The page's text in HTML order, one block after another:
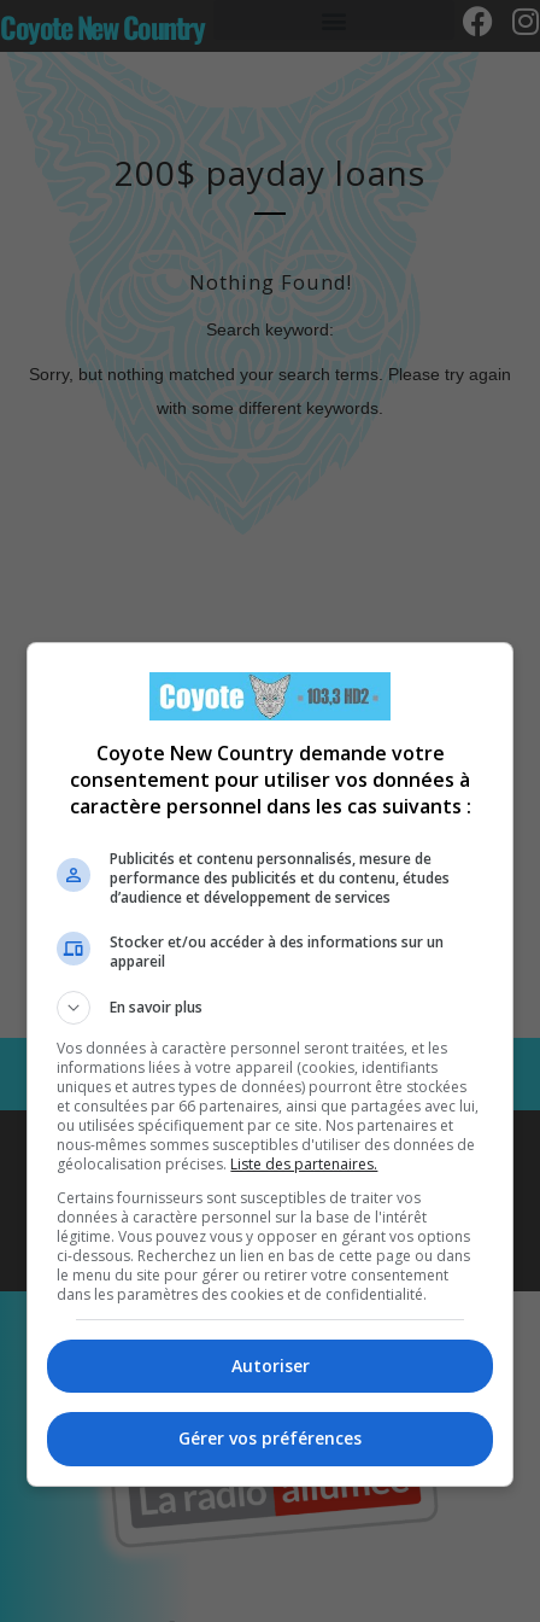
Coyote New Country
200$ payday loans
Nothing Found!
Search keyword:
Sorry, but nothing matched your search terms. Please try again
with some different keywords.
Coyote New Countryest diffusé
également sur1033 HD2
Écoutez-nous aussi sur…
Coyote New Country demande votre
consentement pour utiliser vos données à
caractère personnel dans les cas suivants :
Publicités et contenu personnalisés, mesure de
performance des publicités et du contenu, études
d’audience et développement de services
Stocker et/ou accéder à des informations sur un
appareil
En savoir plus
Vos données à caractère personnel seront traitées, et les
informations liées à votre appareil (cookies, identifiants
uniques et autres types de données) pourront être stockées
et consultées par 66 partenaires, ainsi que partagées avec lui,
ou utilisées spécifiquement par ce site. Nos partenaires et
nous-mêmes sommes susceptibles d'utiliser des données de
géolocalisation précises. Liste des partenaires.
Certains fournisseurs sont susceptibles de traiter vos
données à caractère personnel sur la base de l'intérêt
légitime. Vous pouvez vous y opposer en gérant vos options
ci-dessous. Recherchez un lien en bas de cette page ou dans
le menu du site pour gérer ou retirer votre consentement
dans les paramètres des cookies et de confidentialité.
Autoriser
Gérer vos préférences